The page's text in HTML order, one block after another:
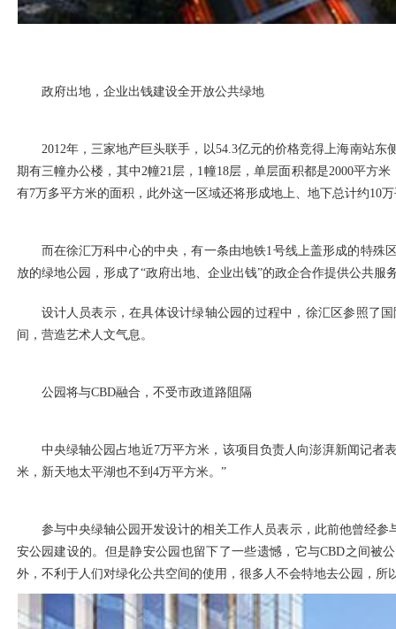
政府出地，企业出钱建设全开放公共绿地
2012年，三家地产巨头联手，以54.3亿元的价格竞得上海南站
期有三幢办公楼，其中2幢21层，1幢18层，单层面积都是2000平方
有7万多平方米的面积，此外这一区域还将形成地上、地下总计约10
而在徐汇万科中心的中央，有一条由地铁1号线上盖形成的特殊
放的绿地公园，形成了“政府出地、企业出钱”的政企合作提供公共服
设计人员表示，在具体设计绿轴公园的过程中，徐汇区参照了
间，营造艺术人文气息。
公园将与CBD融合，不受市政道路阻隔
中央绿轴公园占地近7万平方米，该项目负责人向澎湃新闻记者
米，新天地太平湖也不到4万平方米。”
参与中央绿轴公园开发设计的相关工作人员表示，此前他曾经
安公园建设的。但是静安公园也留下了一些遗憾，它与CBD之间被
外，不利于人们对绿化公共空间的使用，很多人不会特地去公园，所